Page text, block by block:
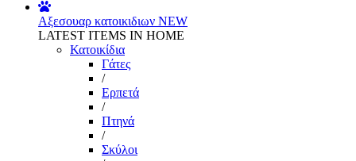
Αξεσουαρ κατοικιδιων NEW
LATEST ITEMS IN HOME
Κατοικίδια
Γάτες
/
Ερπετά
/
Πτηνά
/
Σκύλοι